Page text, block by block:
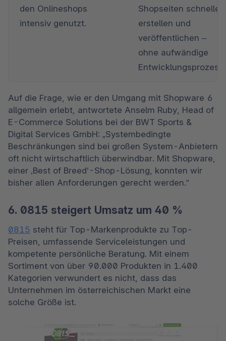
den Onlineshops
intensiv genutzt.
Shopseiten schneller
erstellen und
veröffentlichen –
ohne aufwändige
Auf die Frage, wie er den Umgang mit Shopware 6
allgemein erlebt, antwortete Anselm Ruby, Head of
E-Commerce Solutions bei der BWT Sports &
Digital Services GmbH: „Systembedingte
Beschränkungen sind bei großen System-Anbietern
oft nicht wirtschaftlich überwindbar. Mit Shopware,
einer ‚Best of Breed‘-Shop-Lösung, konnten wir
bisher allen Anforderungen gerecht werden.“
6. 0815 steigert Umsatz um 40 %
0815 steht für Top-Markenprodukte zu Top-
Preisen, umfassende Serviceleistungen und
kompetente persönliche Beratung. Mit einem
Sortiment von über 90.000 Produkten in 1.400
Kategorien verwundert es nicht, dass das
Unternehmen im österreichischen Markt eine
solche Größe ist.